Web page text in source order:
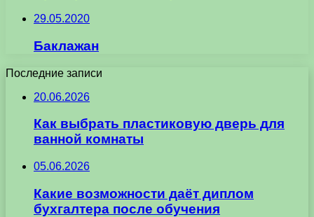
29.05.2020
Баклажан
Последние записи
20.06.2026
Как выбрать пластиковую дверь для
ванной комнаты
05.06.2026
Какие возможности даёт диплом
бухгалтера после обучения